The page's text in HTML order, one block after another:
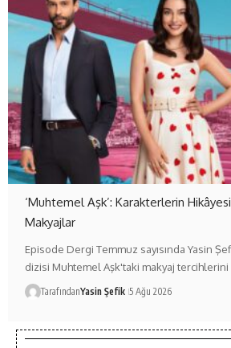
‘Muhtemel Aşk’: Karakterlerin
Makyajlar
Episode Dergi Temmuz sayısında Yasin
dizisi Muhtemel Aşk'taki makyaj
TarafındanYasin Şefik 5 Ağu 2026